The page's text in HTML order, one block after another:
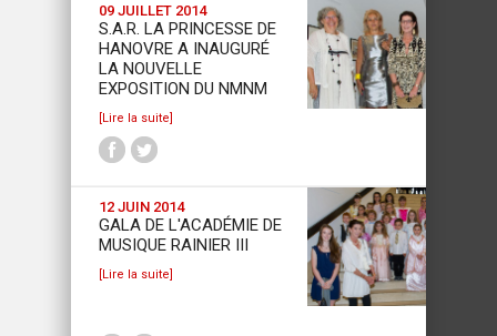
09 JUILLET 2014
S.A.R. LA PRINCESSE DE
HANOVRE A INAUGURÉ
LA NOUVELLE
EXPOSITION DU NMNM
[Lire la suite]
12 JUIN 2014
GALA DE L'ACADÉMIE DE
MUSIQUE RAINIER III
[Lire la suite]